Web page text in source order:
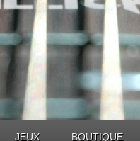
JEUX BOUTIQUE